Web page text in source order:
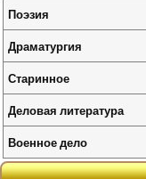
Поэзия
Драматургия
Старинное
Деловая литература
Военное дело